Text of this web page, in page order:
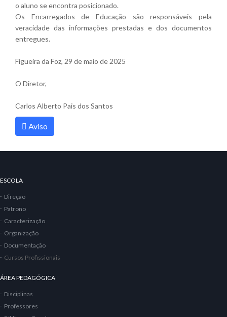
o aluno se encontra posicionado.
Os Encarregados de Educação são responsáveis pela
veracidade das informações prestadas e dos documentos
entregues.
Figueira da Foz, 29 de maio de 2025
O Diretor,
Carlos Alberto Pais dos Santos
Aviso
ESCOLA
Direção
Patrono
Caracterização
Organização
Documentação
Cursos Profissionais
ÁREA PEDAGÓGICA
Disciplinas
Professores